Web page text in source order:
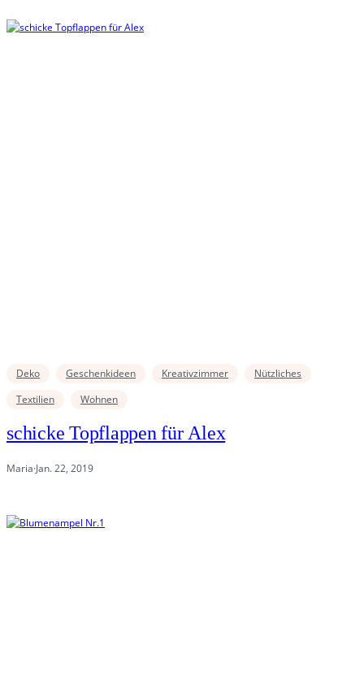
Deko Geschenkideen Kreativzimmer
Nützliches
Textilien
Wohnen
schicke Topflappen für Alex
Maria·Jan. 22, 2019